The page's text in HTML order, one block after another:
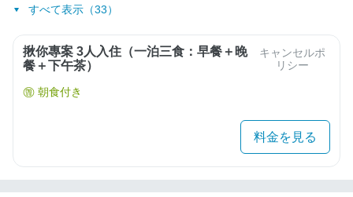
すべて表示（33）
揪你專案 3人入住（一泊三食：早餐＋晚
餐＋下午茶）
キャンセルポ
リシー
朝食付き
料金を見る